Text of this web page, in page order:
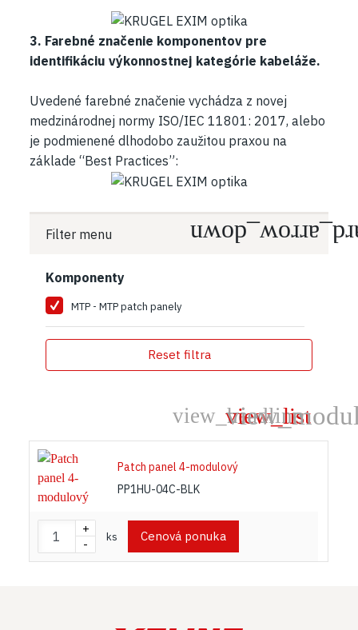
3. Farebné značenie komponentov pre
identifikáciu výkonnostnej kategórie kabeláže.
Uvedené farebné značenie vychádza z novej
medzinárodnej normy ISO/IEC 11801: 2017, alebo
je podmienené dlhodobo zaužitou praxou na
základe “Best Practices”:
Filter menu
Komponenty
MTP - MTP patch panely
Reset filtra
Patch panel 4-modulový
PP1HU-04C-BLK
+
-
ks Cenová ponuka